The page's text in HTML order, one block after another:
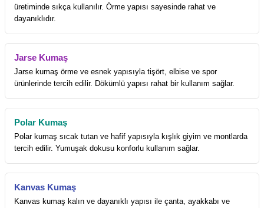
üretiminde sıkça kullanılır. Örme yapısı sayesinde rahat ve
dayanıklıdır.
Jarse Kumaş
Jarse kumaş örme ve esnek yapısıyla tişört, elbise ve spor
ürünlerinde tercih edilir. Dökümlü yapısı rahat bir kullanım sağlar.
Polar Kumaş
Polar kumaş sıcak tutan ve hafif yapısıyla kışlık giyim ve montlarda
tercih edilir. Yumuşak dokusu konforlu kullanım sağlar.
Kanvas Kumaş
Kanvas kumaş kalın ve dayanıklı yapısı ile çanta, ayakkabı ve